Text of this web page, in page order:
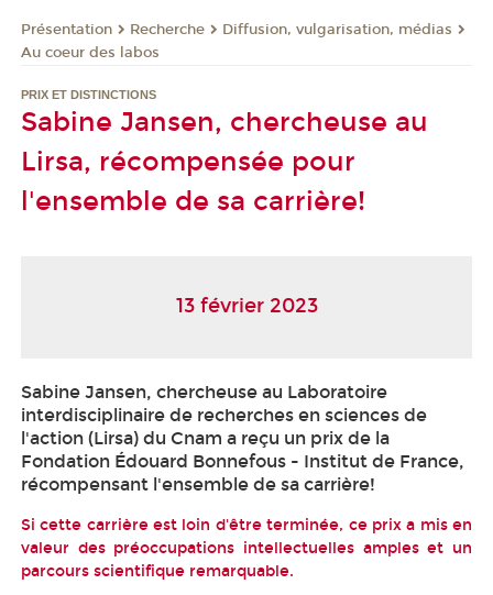
Présentation Recherche
Diffusion, vulgarisation, médias
Au coeur des labos
PRIX ET DISTINCTIONS
Sabine Jansen, chercheuse au
Lirsa, récompensée pour
l'ensemble de sa carrière!
13 février 2023
Sabine Jansen, chercheuse au Laboratoire
interdisciplinaire de recherches en sciences de
l'action (Lirsa) du Cnam a reçu un prix de la
Fondation Édouard Bonnefous - Institut de France,
récompensant l'ensemble de sa carrière!
Si cette carrière est loin d'être terminée, ce prix a mis en
valeur des préoccupations intellectuelles amples et un
parcours scientifique remarquable.